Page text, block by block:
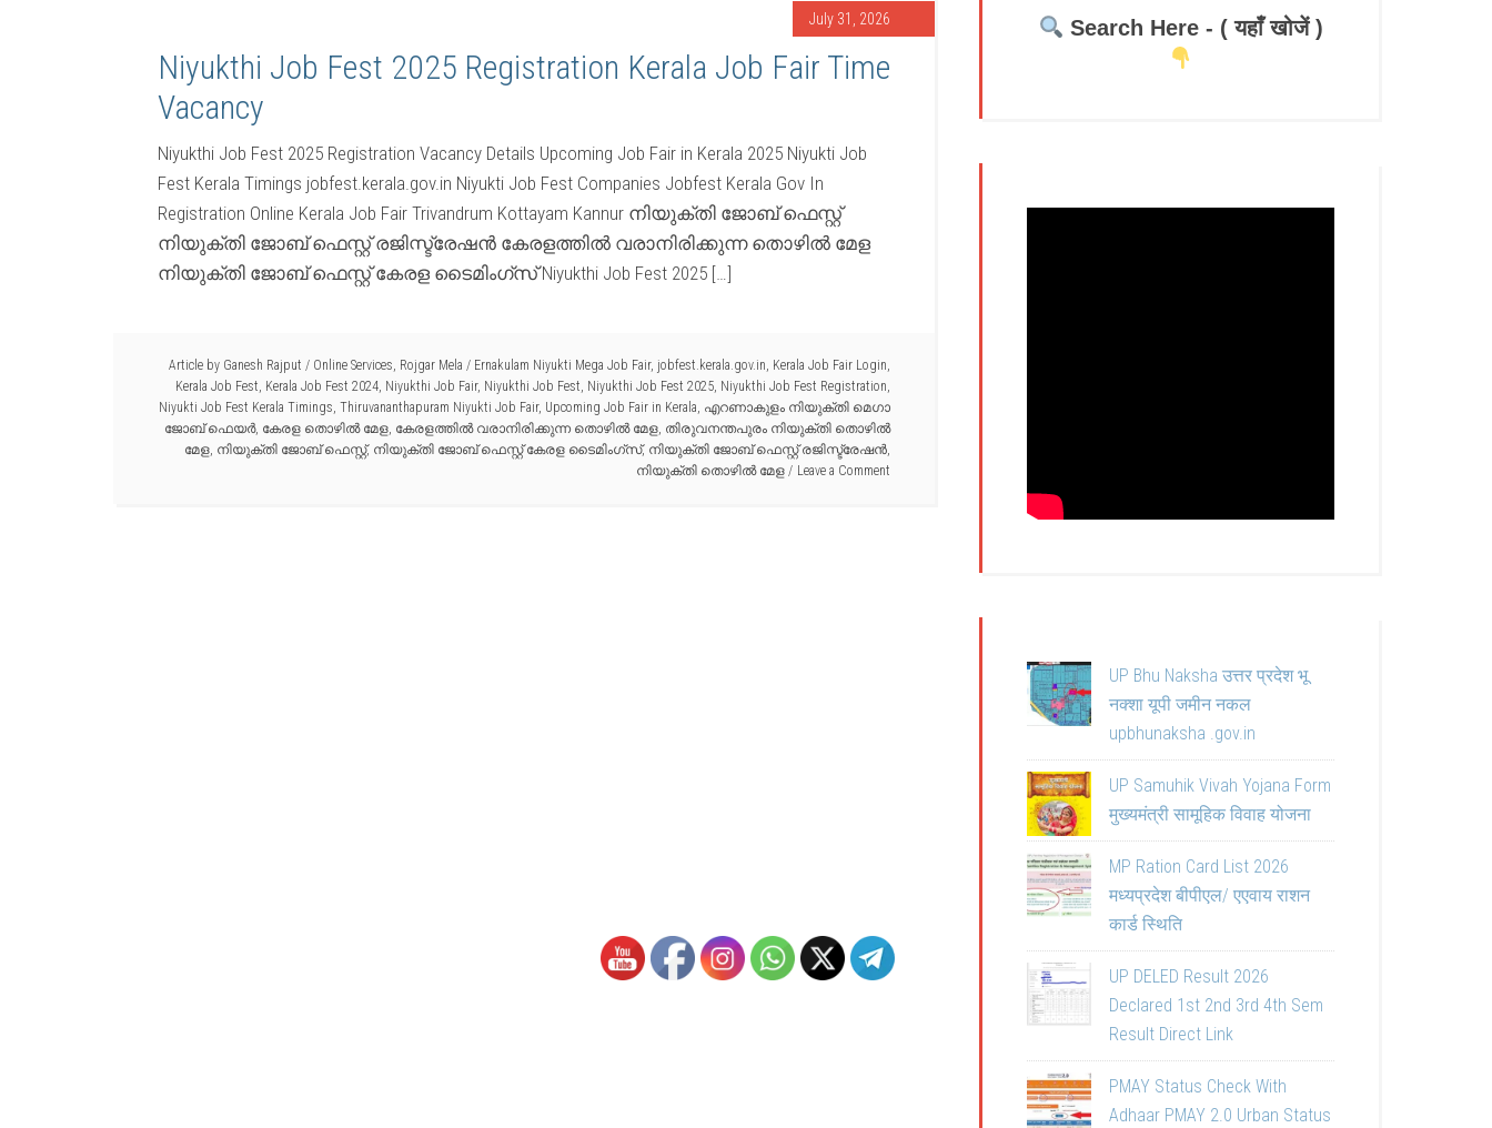
July 31, 2026
Niyukthi Job Fest 2025 Registration Kerala Job Fair Time
Vacancy
Niyukthi Job Fest 2025 Registration Vacancy Details Upcoming Job Fair in Kerala 2025 Niyukti Job
Fest Kerala Timings jobfest.kerala.gov.in Niyukti Job Fest Companies Jobfest Kerala Gov In
Registration Online Kerala Job Fair Trivandrum Kottayam Kannur നിയുക്തി ജോബ് ഫെസ്റ്റ്
നിയുക്തി ജോബ് ഫെസ്റ്റ് രജിസ്ട്രേഷൻ കേരളത്തിൽ വരാനിരിക്കുന്ന തൊഴിൽ മേള
നിയുക്തി ജോബ് ഫെസ്റ്റ് കേരള ടൈമിംഗ്സ് Niyukthi Job Fest 2025 […]
Article by Ganesh Rajput / Online Services, Rojgar Mela / Ernakulam Niyukti Mega Job Fair, jobfest.kerala.gov.in, Kerala Job Fair Login,
Kerala Job Fest, Kerala Job Fest 2024, Niyukthi Job Fair, Niyukthi Job Fest, Niyukthi Job Fest 2025, Niyukthi Job Fest Registration,
Niyukti Job Fest Kerala Timings, Thiruvananthapuram Niyukti Job Fair, Upcoming Job Fair in Kerala, എറണാകുളം നിയുക്തി മെഗാ
ജോബ് ഫെയർ, കേരള തൊഴിൽ മേള, കേരളത്തിൽ വരാനിരിക്കുന്ന തൊഴിൽ മേള, തിരുവനന്തപുരം നിയുക്തി തൊഴിൽ
മേള, നിയുക്തി ജോബ് ഫെസ്റ്റ്, നിയുക്തി ജോബ് ഫെസ്റ്റ് കേരള ടൈമിംഗ്സ്, നിയുക്തി ജോബ് ഫെസ്റ്റ് രജിസ്ട്രേഷൻ,
നിയുക്തി തൊഴിൽ മേള
Leave a Comment
Search Here - ( यहाँ खोजें )
UP Bhu Naksha उत्तर प्रदेश भू
नक्शा यूपी जमीन नकल
upbhunaksha .gov.in
UP Samuhik Vivah Yojana Form
मुख्यमंत्री सामूहिक विवाह योजना
MP Ration Card List 2026
मध्यप्रदेश बीपीएल/ एएवाय राशन
कार्ड स्थिति
UP DELED Result 2026
Declared 1st 2nd 3rd 4th Sem
Result Direct Link
PMAY Status Check With
Adhaar PMAY 2.0 Urban Status